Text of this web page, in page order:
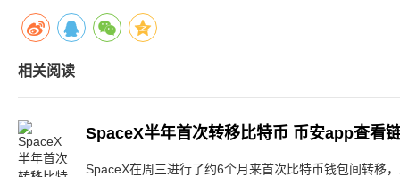
相关阅读
SpaceX半年首次转移比特币 币安app查看
SpaceX在周三进行了约6个月来首次比特币钱包间转移